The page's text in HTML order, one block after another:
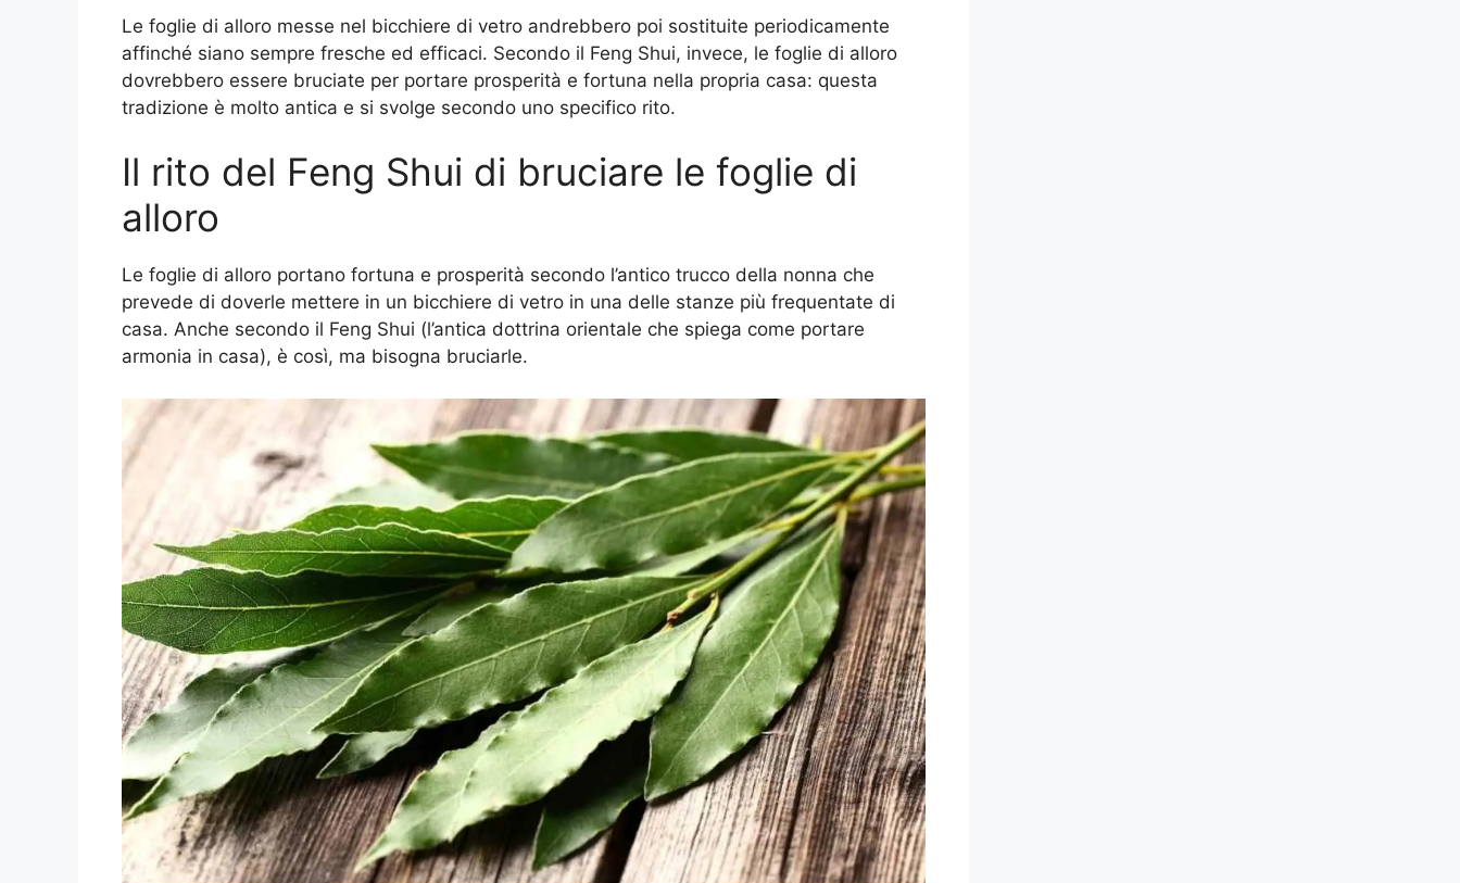
Le foglie di alloro messe nel bicchiere di vetro andrebbero poi sostituite periodicamente
affinché siano sempre fresche ed efficaci. Secondo il Feng Shui, invece, le foglie di alloro
dovrebbero essere bruciate per portare prosperità e fortuna nella propria casa: questa
tradizione è molto antica e si svolge secondo uno specifico rito.
Il rito del Feng Shui di bruciare le foglie di
alloro
Le foglie di alloro portano fortuna e prosperità secondo l’antico trucco della nonna che
prevede di doverle mettere in un bicchiere di vetro in una delle stanze più frequentate di
casa. Anche secondo il Feng Shui (l’antica dottrina orientale che spiega come portare
armonia in casa), è così, ma bisogna bruciarle.